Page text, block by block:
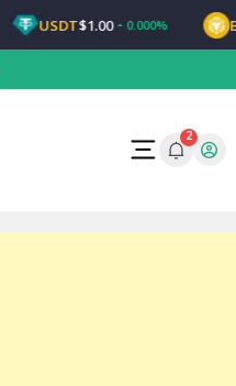
USDT$1.00 0.000% BNB
2